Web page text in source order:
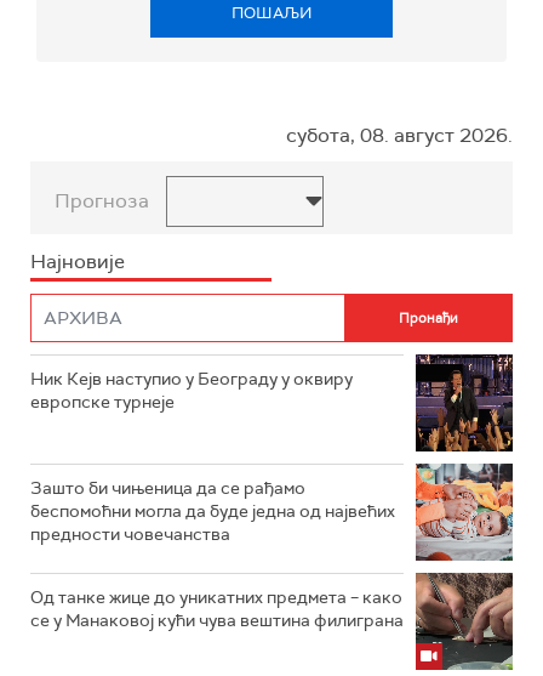
ПОШАЉИ
субота, 08. август 2026.
Прогноза
Најновије
Ник Кејв наступио у Београду у оквиру
европске турнеје
Зашто би чињеница да се рађамо
беспомоћни могла да буде једна од највећих
предности човечанства
Од танке жице до уникатних предмета – како
се у Манаковој кући чува вештина филиграна